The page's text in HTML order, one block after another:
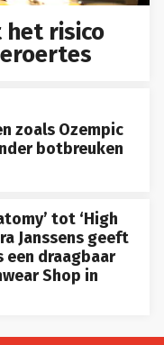
het risico
zoals Ozempic
botbreuken
tot ‘High
Janssens geeft
een draagbaar
Shop in